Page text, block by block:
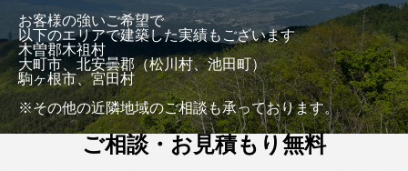
お客様の強いご希望で
以下のエリアで建築した実績もございます
木曽郡木祖村
大町市、北安曇郡（松川村、池田町）
駒ヶ根市、宮田村
※その他の近隣地域のご相談も承っております。
ご相談・お見積もり無料